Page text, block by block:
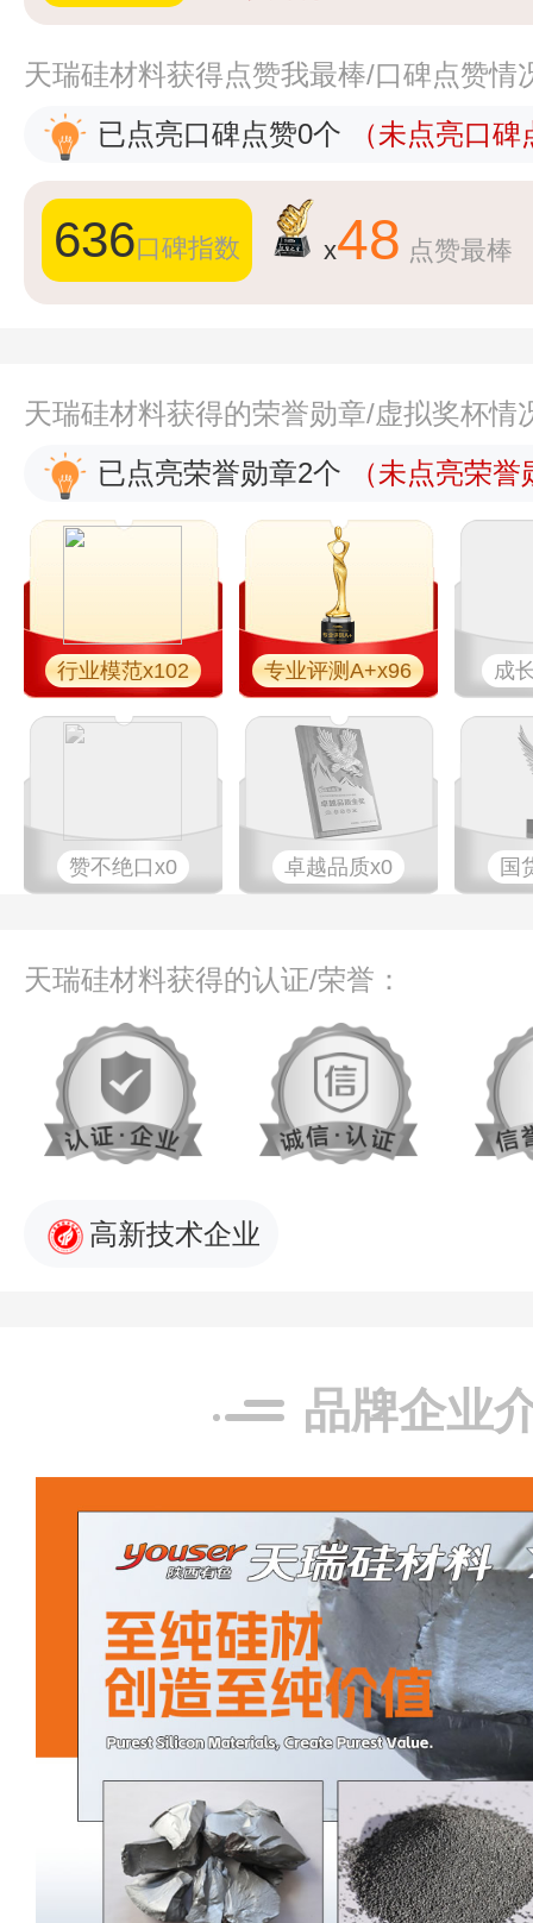
天瑞硅材料获得点赞我最棒/口碑点赞情
已点亮口碑点赞0个
（未点亮口
636口碑指数 x48 点赞最棒
天瑞硅材料获得的荣誉勋章/虚拟奖杯情
已点亮荣誉勋章2个
（未点亮荣
行业模范x102 专业评测A+x96 成
赞不绝口x0 卓越品质x0 国
天瑞硅材料获得的认证/荣誉：
高新技术企业
品牌企业